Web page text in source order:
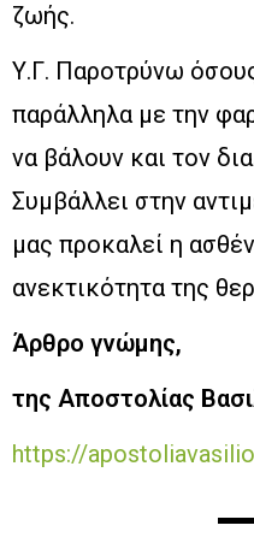
ζωής.
Υ.Γ. Παροτρύνω
παράλληλα με την
να βάλουν και τον
Συμβάλλει στην
μας προκαλεί η
ανεκτικότητα της
Άρθρο γνώμης,
της Αποστολίας
https://